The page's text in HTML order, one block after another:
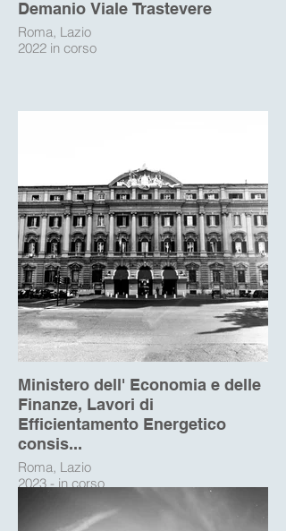
Demanio Viale Trastevere
Roma, Lazio
2022 in corso
Ministero dell' Economia e delle
Finanze, Lavori di
Efficientamento Energetico
consis...
Roma, Lazio
2023 - in corso